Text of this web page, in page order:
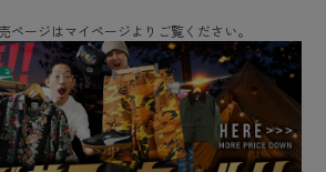
ページはマイページよりご覧ください。